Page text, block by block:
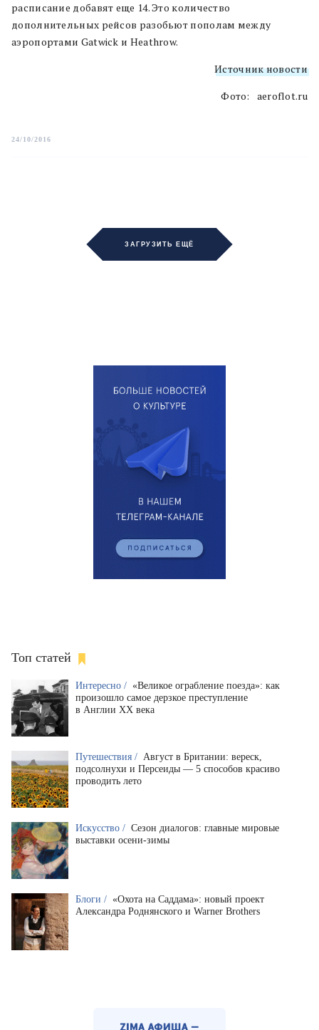
расписание добавят еще 14. Это количество
дополнительных рейсов разобьют пополам между
аэропортами Gatwick и Heathrow.
Источник новости
Фото: aeroflot.ru
24/10/2016
ЗАГРУЗИТЬ ЕЩЁ
Топ статей
Интересно / «Великое ограбление поезда»: как
произошло самое дерзкое преступление
в Англии XX века
Путешествия / Август в Британии: вереск,
подсолнухи и Персеиды — 5 способов красиво
проводить лето
Искусство / Сезон диалогов: главные мировые
выставки осени-зимы
Блоги / «Охота на Саддама»: новый проект
Александра Роднянского и Warner Brothers